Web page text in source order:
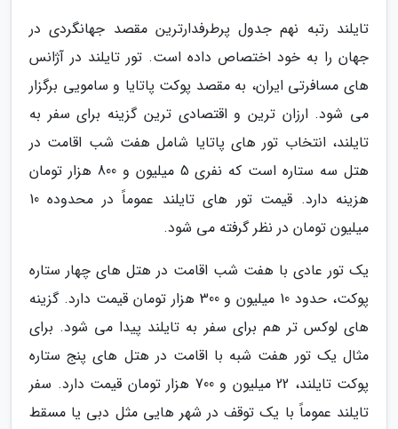
تایلند رتبه نهم جدول پرطرفدارترین مقصد جهانگردی در
جهان را به خود اختصاص داده است. تور تایلند در آژانس
های مسافرتی ایران، به مقصد پوکت پاتایا و سامویی برگزار
می شود. ارزان ترین و اقتصادی ترین گزینه برای سفر به
تایلند، انتخاب تور های پاتایا شامل هفت شب اقامت در
هتل سه ستاره است که نفری 5 میلیون و 800 هزار تومان
هزینه دارد. قیمت تور های تایلند عموماً در محدوده 10
میلیون تومان در نظر گرفته می شود.
یک تور عادی با هفت شب اقامت در هتل های چهار ستاره
پوکت، حدود 10 میلیون و 300 هزار تومان قیمت دارد. گزینه
های لوکس تر هم برای سفر به تایلند پیدا می شود. برای
مثال یک تور هفت شبه با اقامت در هتل های پنج ستاره
پوکت تایلند، 22 میلیون و 700 هزار تومان قیمت دارد. سفر
تایلند عموماً با یک توقف در شهر هایی مثل دبی یا مسقط